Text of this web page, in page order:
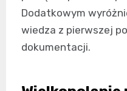
Dodatkowym
wiedza z pierwszej
dokumentacji.